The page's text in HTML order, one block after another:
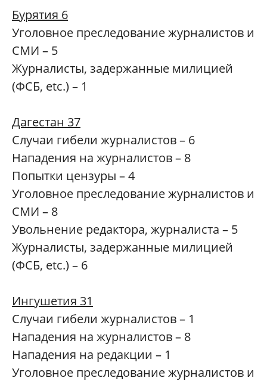
Бурятия 6
Уголовное преследование журналистов и
СМИ – 5
Журналисты, задержанные милицией
(ФСБ, etc.) – 1
Дагестан 37
Случаи гибели журналистов – 6
Нападения на журналистов – 8
Попытки цензуры – 4
Уголовное преследование журналистов и
СМИ – 8
Увольнение редактора, журналиста – 5
Журналисты, задержанные милицией
(ФСБ, etc.) – 6
Ингушетия 31
Случаи гибели журналистов – 1
Нападения на журналистов – 8
Нападения на редакции – 1
Уголовное преследование журналистов и